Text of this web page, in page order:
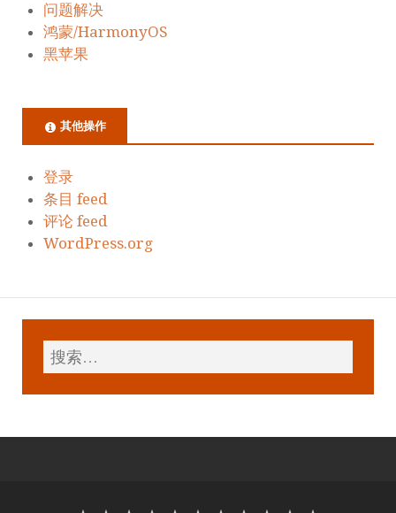
问题解决
鸿蒙/HarmonyOS
黑苹果
其他操作
登录
条目 feed
评论 feed
WordPress.org